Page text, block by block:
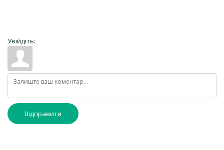
Увійдіть:
Відправити